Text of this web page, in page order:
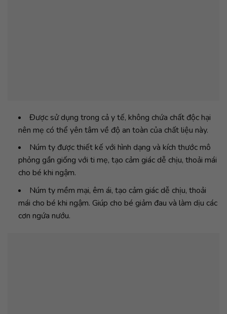
Được sử dụng trong cả y tế, không chứa chất độc hại
nên mẹ có thể yên tâm về độ an toàn của chất liệu này.
Núm ty được thiết kế với hình dạng và kích thước mô
phỏng gần giống với ti mẹ, tạo cảm giác dễ chịu, thoải mái
cho bé khi ngậm.
Núm ty mềm mại, êm ái, tạo cảm giác dễ chịu, thoải
mái cho bé khi ngậm. Giúp cho bé giảm đau và làm dịu các
cơn ngứa nướu.